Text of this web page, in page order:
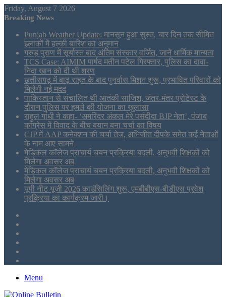
Friday, August 7 2026
Breaking News
Punjab Weather Update: मानसून हुआ सुस्त, चार दिन तक सीमित
इलाकों में हल्की बारिश का अनुमान
गरुड़ पुराण में सूर्यास्त बाद अंतिम संस्कार वर्जित, जानें धार्मिक मान्यता
TCS Case: AIMIM पार्षद मतीन पटेल गिरफ्तार, पुलिस का दावा-
निदा खान को दी थी शरण
छत्तीसगढ़ में बाढ़ राहत के बाद पुनर्वास मिशन शुरू, प्रभावित परिवारों को
मिलेगी नई मदद
पाकिस्तान से संचालित थी आतंकी साजिश, जंतर-मंतर प्रोटेस्ट के
दौरान पुलिस पर हमले की योजना का खुलासा
राहुल गांधी ने कहा- ‘अमरिंदर अंकल मेरे पसंदीदा BJP नेता’, पंजाब
कांग्रेस में विवाद के बीच बयान बना चर्चा का विषय
CJP में AAP कनेक्शन की चर्चा तेज, अभिजीत दीपके समेत कई नेताओं
के नाम आए सामने
मेडिकल कॉलेज प्राचार्य चयन प्रक्रिया बदली, अनुभवी शिक्षकों को
मिलेगा अवसर अब
मेडिकल कॉलेज प्राचार्य चयन प्रक्रिया बदली, अनुभवी शिक्षकों को
मिलेगा अवसर अब
यूपी नीट यूजी 2026 काउंसिलिंग शुरू, एमबीबीएस-बीडीएस प्रवेश
प्रक्रिया का कार्यक्रम जारी।
Menu